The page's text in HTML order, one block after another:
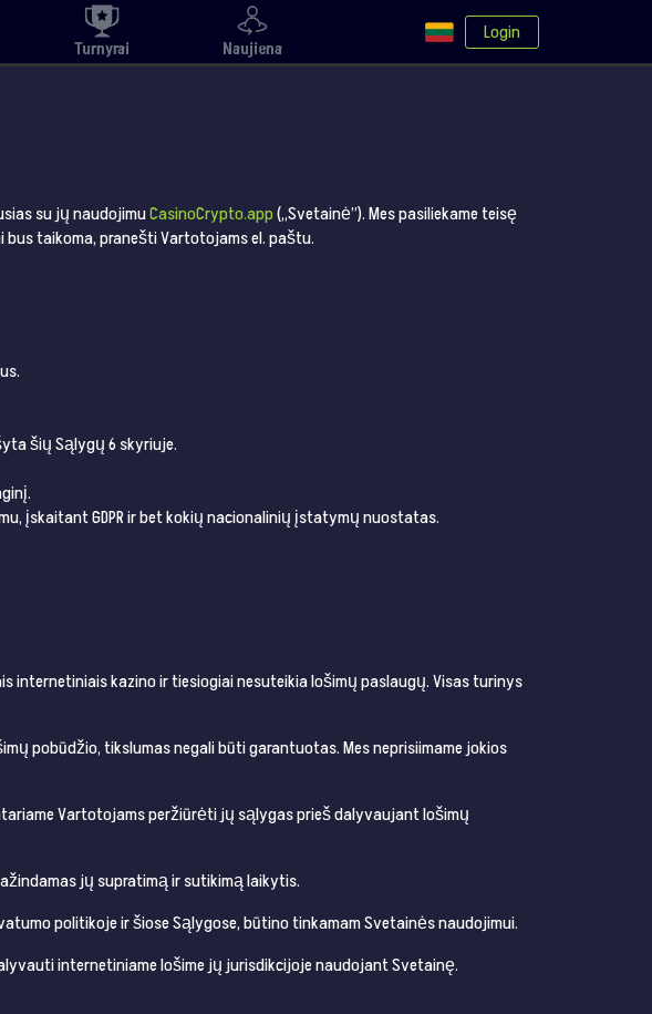
Turnyrai Naujiena
Login
su jų naudojimuCasinoCrypto.app(„Svetainė”). Mes pasiliekame teisę
taikoma, pranešti Vartotojams el. paštu.
šių Sąlygų 6 skyriuje.
įskaitant GDPR ir bet kokių nacionalinių įstatymų nuostatas.
internetiniais kazino ir tiesiogiai nesuteikia lošimų paslaugų. Visas turinys
pobūdžio, tikslumas negali būti garantuotas. Mes neprisiimame jokios
Vartotojams peržiūrėti jų sąlygas prieš dalyvaujant lošimų
jų supratimą ir sutikimą laikytis.
politikoje ir šiose Sąlygose, būtino tinkamam Svetainės naudojimui.
internetiniame lošime jų jurisdikcijoje naudojant Svetainę.